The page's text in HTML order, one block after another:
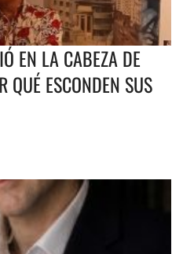
EN LA CABEZA DE
QUÉ ESCONDEN SUS